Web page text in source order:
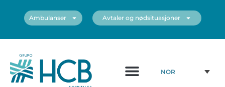
Ambulanser Avtaler og nødsituasjoner
NOR